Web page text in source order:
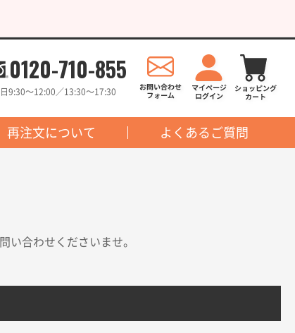
0120-710-855
9:30〜12:00／13:30〜17:30
再注文について よくあるご質問
い合わせくださいませ。